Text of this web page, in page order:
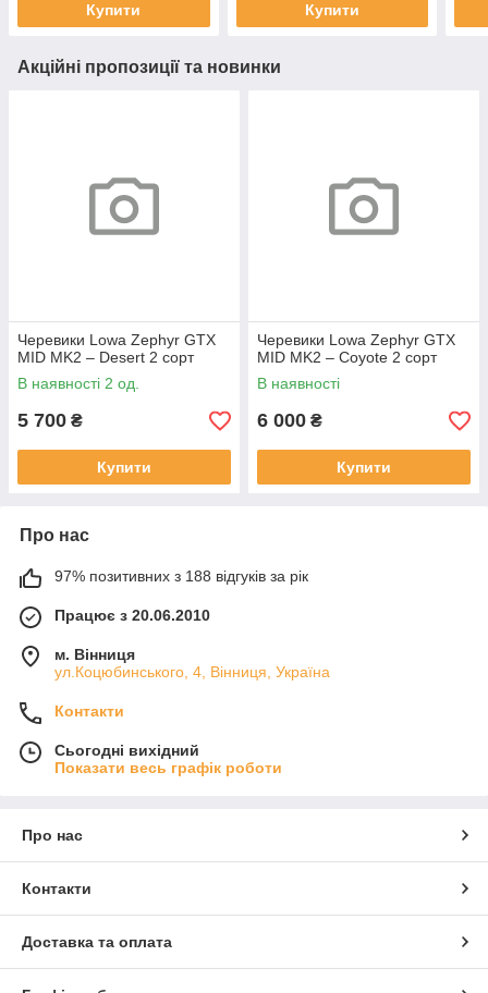
Купити Купити
Акційні пропозиції та новинки
Черевики Lowa Zephyr GTX
MID MK2 – Desert 2 сорт
В наявності 2 од.
5 700 ₴
Купити
Черевики Lowa Zephyr GTX
MID MK2 – Coyote 2 сорт
В наявності
6 000 ₴
Купити
Про нас
97% позитивних з 188 відгуків за рік
Працює з 20.06.2010
м. Вінниця
ул.Коцюбинського, 4, Вінниця, Україна
Контакти
Сьогодні вихідний
Показати весь графік роботи
Про нас
Контакти
Доставка та оплата